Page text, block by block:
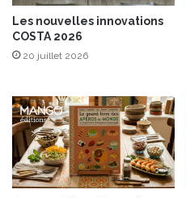
n
a
v
e
e
r
g
H
O
u
z
u
!
Les nouvelles innovations
COSTA 2026
20 juillet 2026